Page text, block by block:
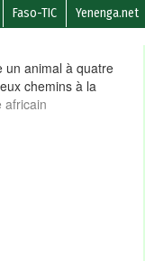
Faso-TIC Yenenga.net
un animal à quatre
chemins à la
africain